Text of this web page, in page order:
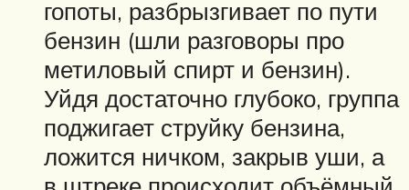
гопоты, разбрызгивает по пути
бензин (шли разговоры про
метиловый спирт и бензин).
Уйдя достаточно глубоко, группа
поджигает струйку бензина,
ложится ничком, закрыв уши, а